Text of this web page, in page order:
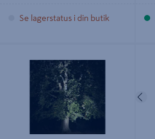
Se lagerstatus i din butik